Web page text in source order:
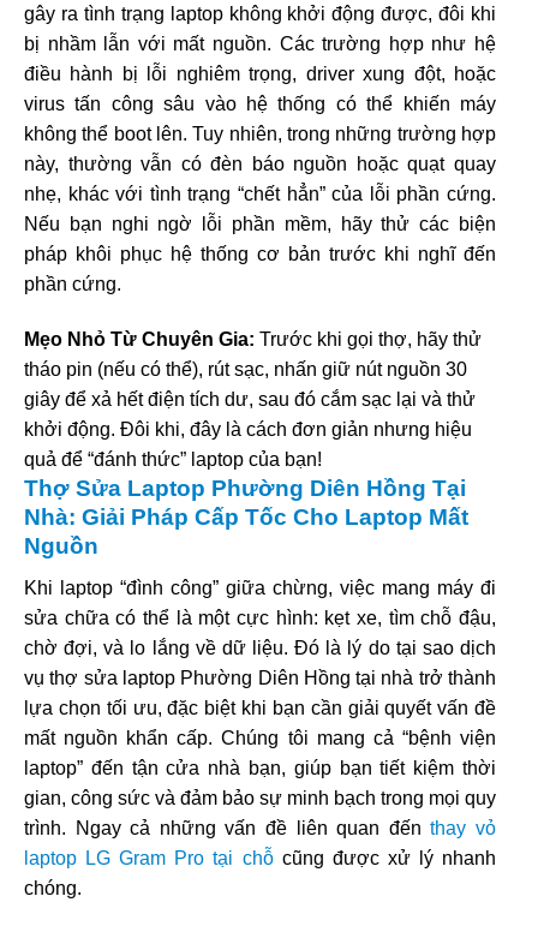
gây ra tình trạng laptop không khởi động được, đôi khi
bị nhầm lẫn với mất nguồn. Các trường hợp như hệ
điều hành bị lỗi nghiêm trọng, driver xung đột, hoặc
virus tấn công sâu vào hệ thống có thể khiến máy
không thể boot lên. Tuy nhiên, trong những trường hợp
này, thường vẫn có đèn báo nguồn hoặc quạt quay
nhẹ, khác với tình trạng “chết hẳn” của lỗi phần cứng.
Nếu bạn nghi ngờ lỗi phần mềm, hãy thử các biện
pháp khôi phục hệ thống cơ bản trước khi nghĩ đến
phần cứng.
Mẹo Nhỏ Từ Chuyên Gia: Trước khi gọi thợ, hãy thử
tháo pin (nếu có thể), rút sạc, nhấn giữ nút nguồn 30
giây để xả hết điện tích dư, sau đó cắm sạc lại và thử
khởi động. Đôi khi, đây là cách đơn giản nhưng hiệu
quả để “đánh thức” laptop của bạn!
Thợ Sửa Laptop Phường Diên Hồng Tại
Nhà: Giải Pháp Cấp Tốc Cho Laptop Mất
Nguồn
Khi laptop “đình công” giữa chừng, việc mang máy đi
sửa chữa có thể là một cực hình: kẹt xe, tìm chỗ đậu,
chờ đợi, và lo lắng về dữ liệu. Đó là lý do tại sao dịch
vụ thợ sửa laptop Phường Diên Hồng tại nhà trở thành
lựa chọn tối ưu, đặc biệt khi bạn cần giải quyết vấn đề
mất nguồn khẩn cấp. Chúng tôi mang cả “bệnh viện
laptop” đến tận cửa nhà bạn, giúp bạn tiết kiệm thời
gian, công sức và đảm bảo sự minh bạch trong mọi quy
trình. Ngay cả những vấn đề liên quan đếnthay vỏ
laptop LG Gram Pro tại chỗcũng được xử lý nhanh
chóng.